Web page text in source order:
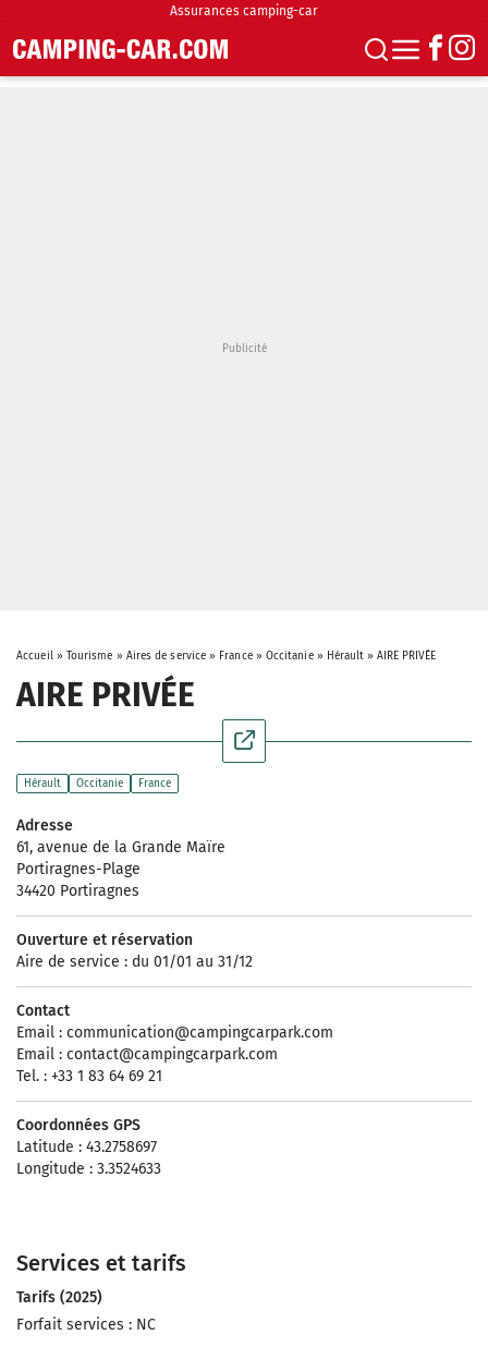
Assurances camping-car
Accueil» Tourisme » Aires de service » France» Occitanie» Hérault »AIRE PRIVÉE
AIRE PRIVÉE
Hérault Occitanie France
Adresse
61, avenue de la Grande Maïre
Portiragnes-Plage
34420 Portiragnes
Ouverture et réservation
Aire de service : du 01/01 au 31/12
Contact
Email : communication@campingcarpark.com
Email : contact@campingcarpark.com
Tel. : +33 1 83 64 69 21
Coordonnées GPS
Latitude : 43.2758697
Longitude : 3.3524633
Services et tarifs
Tarifs (2025)
Forfait services : NC